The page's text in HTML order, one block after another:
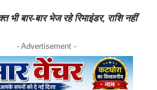
भी बार-बार भेज रहे रिमाइंडर, राशि नहीं
- Advertisement -